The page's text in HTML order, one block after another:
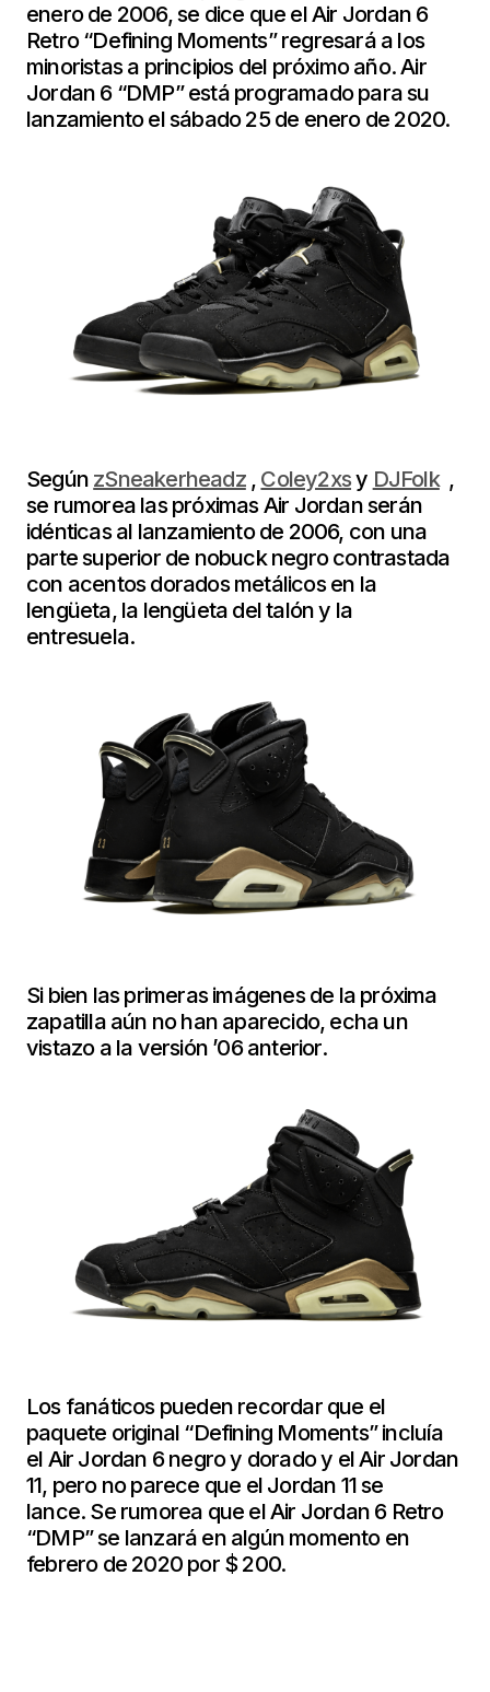
enero de 2006, se dice que el Air Jordan 6
Retro “Defining Moments” regresará a los
minoristas a principios del próximo año. Air
Jordan 6 “DMP” está programado para su
lanzamiento el sábado 25 de enero de 2020.
Según zSneakerheadz, Coley2xsy DJFolk,
se rumorea las próximas Air Jordan serán
idénticas al lanzamiento de 2006, con una
parte superior de nobuck negro contrastada
con acentos dorados metálicos en la
lengüeta, la lengüeta del talón y la
entresuela.
Si bien las primeras imágenes de la próxima
zapatilla aún no han aparecido, echa un
vistazo a la versión ’06 anterior.
Los fanáticos pueden recordar que el
paquete original “Defining Moments” incluía
el Air Jordan 6 negro y dorado y el Air Jordan
11, pero no parece que el Jordan 11 se
lance. Se rumorea que el Air Jordan 6 Retro
“DMP” se lanzará en algún momento en
febrero de 2020 por $ 200.